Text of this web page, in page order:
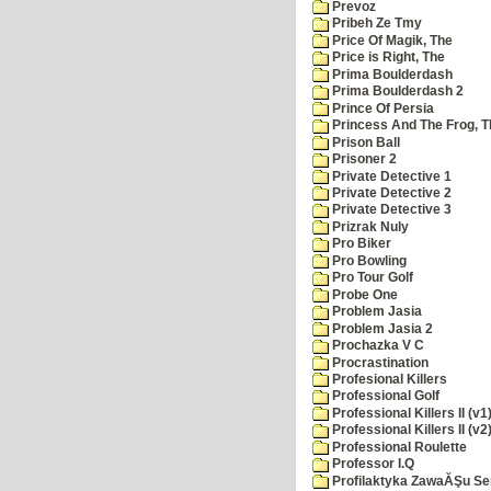
Prevoz
Pribeh Ze Tmy
Price Of Magik, The
Price is Right, The
Prima Boulderdash
Prima Boulderdash 2
Prince Of Persia
Princess And The Frog,
Prison Ball
Prisoner 2
Private Detective 1
Private Detective 2
Private Detective 3
Prizrak Nuly
Pro Biker
Pro Bowling
Pro Tour Golf
Probe One
Problem Jasia
Problem Jasia 2
Prochazka V C
Procrastination
Profesional Killers
Professional Golf
Professional Killers II (v1)
Professional Killers II (v2)
Professional Roulette
Professor I.Q
Profilaktyka ZawaĂŞu